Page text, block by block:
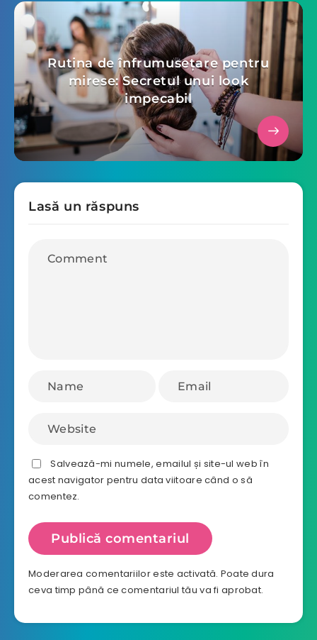
Rutina de înfrumusețare pentru
mirese: Secretul unui look
impecabil
Lasă un răspuns
Salvează-mi numele, emailul și site-ul web în
acest navigator pentru data viitoare când o să
comentez.
Moderarea comentariilor este activată. Poate dura
ceva timp până ce comentariul tău va fi aprobat.